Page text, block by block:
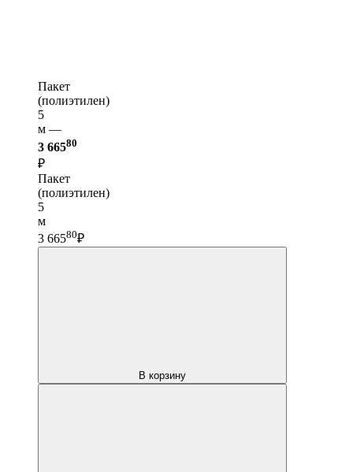
Пакет
(полиэтилен)
5
м —
3 66580
₽
Пакет
(полиэтилен)
5
м
3 66580₽
В корзину